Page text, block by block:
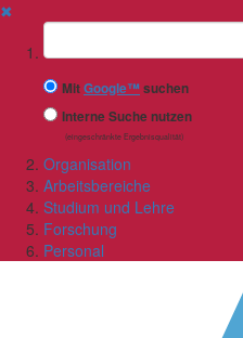
✖
Suchbegriff
MitGoogle™ suchen
Interne Suche nutzen
(eingeschränkte Ergebnisqualität)
Organisation
Arbeitsbereiche
Studium und Lehre
Forschung
Personal